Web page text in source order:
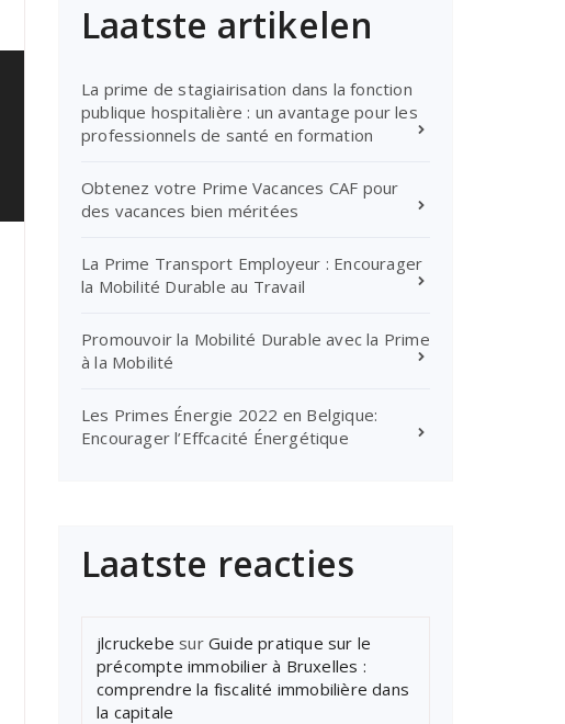
Laatste artikelen
La prime de stagiairisation dans la fonction
publique hospitalière : un avantage pour les
professionnels de santé en formation
Obtenez votre Prime Vacances CAF pour
des vacances bien méritées
La Prime Transport Employeur : Encourager
la Mobilité Durable au Travail
Promouvoir la Mobilité Durable avec la Prime
à la Mobilité
Les Primes Énergie 2022 en Belgique:
Encourager l’Effcacité Énergétique
Laatste reacties
jlcruckebe sur Guide pratique sur le
précompte immobilier à Bruxelles :
comprendre la fiscalité immobilière dans
la capitale